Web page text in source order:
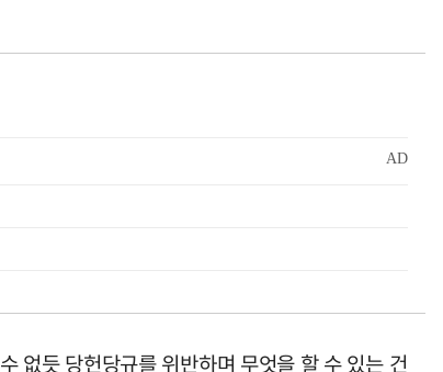
없듯 당헌당규를 위반하며 무엇을 할 수 있는 건